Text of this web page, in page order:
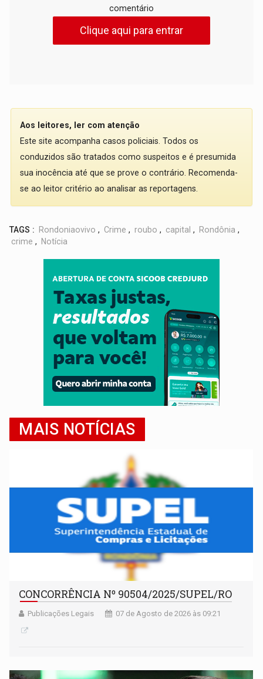
comentário
Clique aqui para entrar
Aos leitores, ler com atenção
Este site acompanha casos policiais. Todos os
conduzidos são tratados como suspeitos e é presumida
sua inocência até que se prove o contrário. Recomenda-
se ao leitor critério ao analisar as reportagens.
TAGS : Rondoniaovivo , Crime , roubo , capital , Rondônia ,
crime , Notícia
MAIS NOTÍCIAS
CONCORRÊNCIA Nº 90504/2025/SUPEL/RO
Publicações Legais 07 de Agosto de 2026 às 09:21